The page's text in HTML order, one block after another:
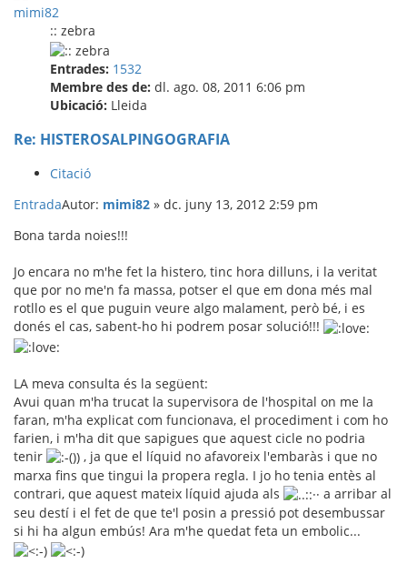
mimi82
:: zebra
Entrades: 1532
Membre des de: dl. ago. 08, 2011 6:06 pm
Ubicació: Lleida
Re: HISTEROSALPINGOGRAFIA
Citació
EntradaAutor: mimi82 » dc. juny 13, 2012 2:59 pm
Bona tarda noies!!!
Jo encara no m'he fet la histero, tinc hora dilluns, i la veritat
que por no me'n fa massa, potser el que em dona més mal
rotllo es el que puguin veure algo malament, però bé, i es
donés el cas, sabent-ho hi podrem posar solució!!!
LA meva consulta és la següent:
Avui quan m'ha trucat la supervisora de l'hospital on me la
faran, m'ha explicat com funcionava, el procediment i com ho
farien, i m'ha dit que sapigues que aquest cicle no podria
tenir
, ja que el líquid no afavoreix l'embaràs i que no
marxa fins que tingui la propera regla. I jo ho tenia entès al
contrari, que aquest mateix líquid ajuda als
a arribar al
seu destí i el fet de que te'l posin a pressió pot desembussar
si hi ha algun embús! Ara m'he quedat feta un embolic...